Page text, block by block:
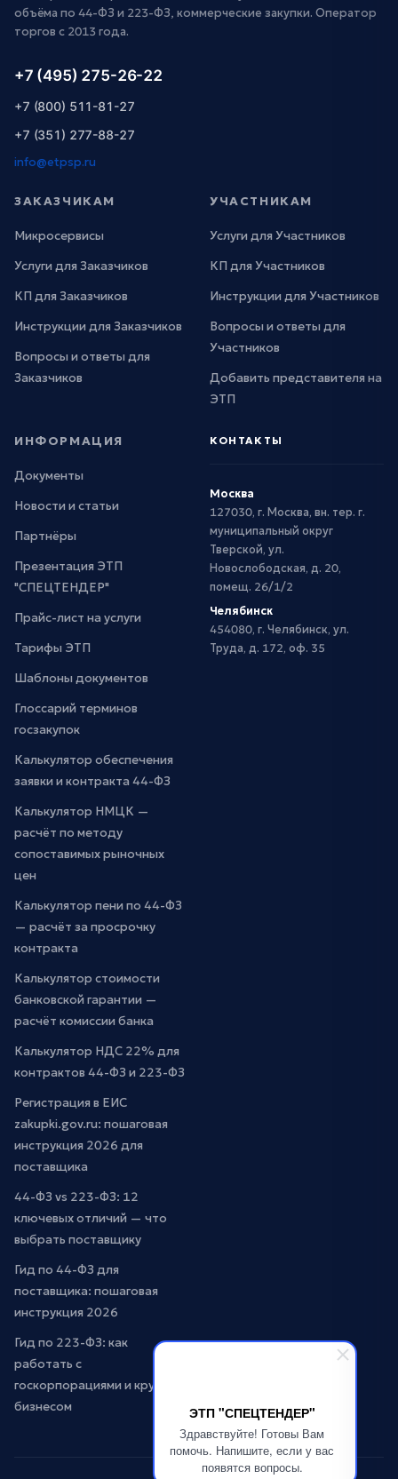
ЭТП "СПЕЦТЕНДЕР"
Здравствуйте! Готовы Вам
помочь. Напишите, если у вас
появятся вопросы.
объёма по 44-ФЗ и 223-ФЗ, коммерческие закупки. Оператор
торгов с 2013 года.
+7 (495) 275-26-22
+7 (800) 511-81-27
+7 (351) 277-88-27
info@etpsp.ru
ЗАКАЗЧИКАМ
Микросервисы
Услуги для Заказчиков
КП для Заказчиков
Инструкции для Заказчиков
Вопросы и ответы для
Заказчиков
УЧАСТНИКАМ
Услуги для Участников
КП для Участников
Инструкции для Участников
Вопросы и ответы для
Участников
Добавить представителя на
ЭТП
ИНФОРМАЦИЯ
Документы
Новости и статьи
Партнёры
Презентация ЭТП
"СПЕЦТЕНДЕР"
Прайс-лист на услуги
Тарифы ЭТП
Шаблоны документов
Глоссарий терминов
госзакупок
Калькулятор обеспечения
заявки и контракта 44-ФЗ
Калькулятор НМЦК —
расчёт по методу
сопоставимых рыночных
цен
Калькулятор пени по 44-ФЗ
— расчёт за просрочку
контракта
Калькулятор стоимости
банковской гарантии —
расчёт комиссии банка
Калькулятор НДС 22% для
контрактов 44-ФЗ и 223-ФЗ
Регистрация в ЕИС
zakupki.gov.ru: пошаговая
инструкция 2026 для
поставщика
44-ФЗ vs 223-ФЗ: 12
ключевых отличий — что
выбрать поставщику
Гид по 44-ФЗ для
поставщика: пошаговая
инструкция 2026
Гид по 223-ФЗ: как
работать с
госкорпорациями и крупным
бизнесом
КОНТАКТЫ
Москва
127030, г. Москва, вн. тер. г.
муниципальный округ
Тверской, ул.
Новослободская, д. 20,
помещ. 26/1/2
Челябинск
454080, г. Челябинск, ул.
Труда, д. 172, оф. 35